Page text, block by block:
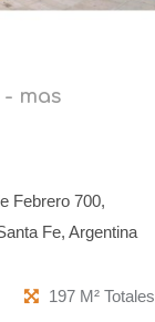
- mas
Febrero 700,
Fe, Argentina
197 M² Totales